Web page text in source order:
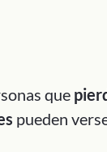
que
pueden